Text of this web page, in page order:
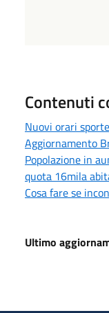
Contenuti
Nuovi orari
Aggiornamento
Popolazione in
quota 16mila
Cosa fare se
Ultimo